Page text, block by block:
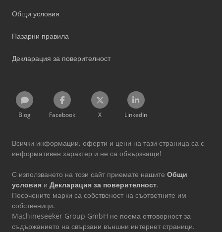
Общи условия
Пазарни правила
Декларация за поверителност
Blog Facebook X LinkedIn
Всички информации, оферти и цени на тази страница са с
информативен характер и не са обвързващи!
С използването на този сайт приемате нашите Общи
условия и Декларация за поверителност.
Посочените марки са собственост на съответните им
собственици.
Machineseeker Group GmbH не поема отговорност за
съдържанието на свързани външни интернет страници.